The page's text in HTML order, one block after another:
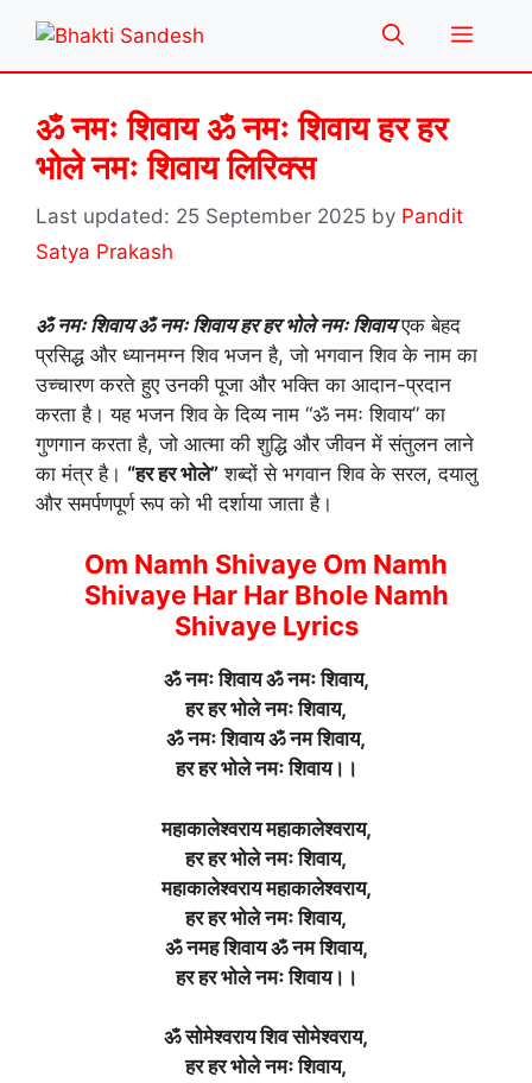
content
Menu
ॐ नमः शिवाय ॐ नमः शिवाय हर हर
भोले नमः शिवाय लिरिक्स
25 September 2025 by Pandit
Satya Prakash
ॐ नमः शिवाय ॐ नमः शिवाय हर हर भोले नमः शिवायएक बेहद
प्रसिद्ध और ध्यानमग्न शिव भजन है, जो भगवान शिव के नाम का
उच्चारण करते हुए उनकी पूजा और भक्ति का आदान-प्रदान
करता है। यह भजन शिव के दिव्य नाम “ॐ नमः शिवाय” का
गुणगान करता है, जो आत्मा की शुद्धि और जीवन में संतुलन लाने
का मंत्र है। “हर हर भोले” शब्दों से भगवान शिव के सरल, दयालु
और समर्पणपूर्ण रूप को भी दर्शाया जाता है।
Om Namh Shivaye Om Namh
Shivaye Har Har Bhole Namh
Shivaye Lyrics
ॐ नमः शिवाय ॐ नमः शिवाय,
हर हर भोले नमः शिवाय,
ॐ नमः शिवाय ॐ नम शिवाय,
हर हर भोले नमः शिवाय।।
महाकालेश्वराय महाकालेश्वराय,
हर हर भोले नमः शिवाय,
महाकालेश्वराय महाकालेश्वराय,
हर हर भोले नमः शिवाय,
ॐ नमह शिवाय ॐ नम शिवाय,
हर हर भोले नमः शिवाय।।
ॐ सोमेश्वराय शिव सोमेश्वराय,
हर हर भोले नमः शिवाय,